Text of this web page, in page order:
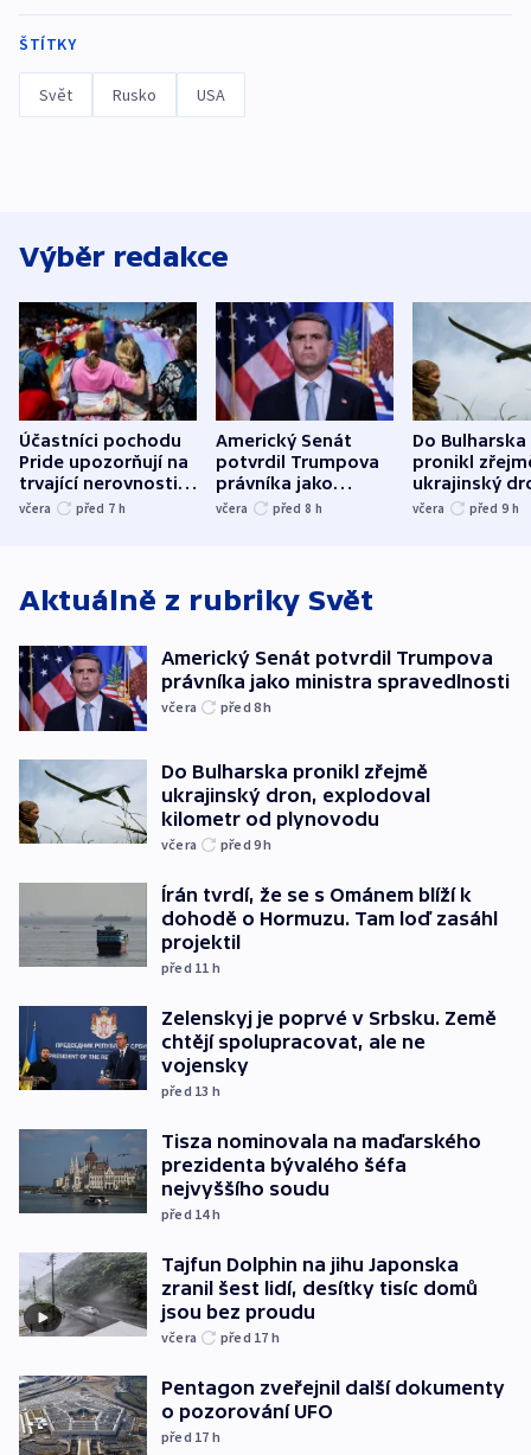
ŠTÍTKY
Svět Rusko USA
Výběr redakce
Účastníci pochodu
Pride upozorňují na
trvající nerovnosti i
společenskou
včera před 7 h
Americký Senát
potvrdil Trumpova
právníka jako
ministra
včera před 8 h
Do Bulharska
pronikl
ukrajinský
explodoval
včera před 9 h
Aktuálně z rubriky Svět
Americký Senát potvrdil Trumpova
právníka jako ministra spravedlnosti
včera před 8h
Do Bulharska pronikl zřejmě
ukrajinský dron, explodoval
kilometr od plynovodu
včera před 9h
Írán tvrdí, že se s Ománem blíží k
dohodě o Hormuzu. Tam loď zasáhl
projektil
před 11 h
Zelenskyj je poprvé v Srbsku. Země
chtějí spolupracovat, ale ne
vojensky
před 13 h
Tisza nominovala na maďarského
prezidenta bývalého šéfa
nejvyššího soudu
před 14h
Tajfun Dolphin na jihu Japonska
zranil šest lidí, desítky tisíc domů
jsou bez proudu
včera před 17 h
Pentagon zveřejnil další dokumenty
o pozorování UFO
před 17 h